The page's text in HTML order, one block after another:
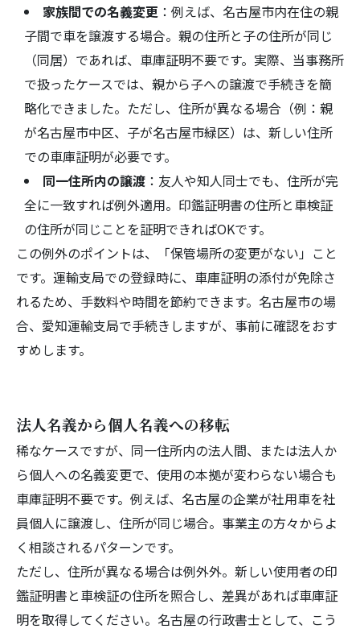
家族間での名義変更：例えば、名古屋市内在住の親
子間で車を譲渡する場合。親の住所と子の住所が同じ
（同居）であれば、車庫証明不要です。実際、当事務所
で扱ったケースでは、親から子への譲渡で手続きを簡
略化できました。ただし、住所が異なる場合（例：親
が名古屋市中区、子が名古屋市緑区）は、新しい住所
での車庫証明が必要です。
同一住所内の譲渡：友人や知人同士でも、住所が完
全に一致すれば例外適用。印鑑証明書の住所と車検証
の住所が同じことを証明できればOKです。
この例外のポイントは、「保管場所の変更がない」こと
です。運輸支局での登録時に、車庫証明の添付が免除さ
れるため、手数料や時間を節約できます。名古屋市の場
合、愛知運輸支局で手続きしますが、事前に確認をおす
すめします。
法人名義から個人名義への移転
稀なケースですが、同一住所内の法人間、または法人か
ら個人への名義変更で、使用の本拠が変わらない場合も
車庫証明不要です。例えば、名古屋の企業が社用車を社
員個人に譲渡し、住所が同じ場合。事業主の方々からよ
く相談されるパターンです。
ただし、住所が異なる場合は例外外。新しい使用者の印
鑑証明書と車検証の住所を照合し、差異があれば車庫証
明を取得してください。名古屋の行政書士として、こう